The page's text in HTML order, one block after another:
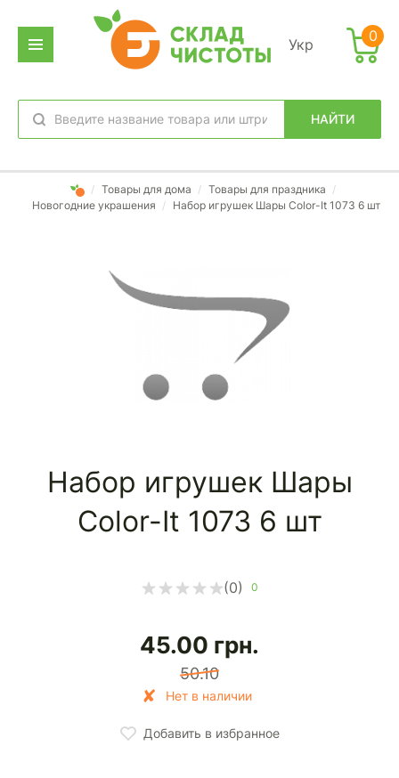
Укр
НАЙТИ
избранное вход
0
/ Товары для дома / Товары для праздника /
Новогодние украшения / Набор игрушек Шары Color-It 1073 6 шт
Набор игрушек Шары
Color-It 1073 6 шт
(0) 0
45.00 грн.
50.10
Нет в наличии
Добавить в избранное